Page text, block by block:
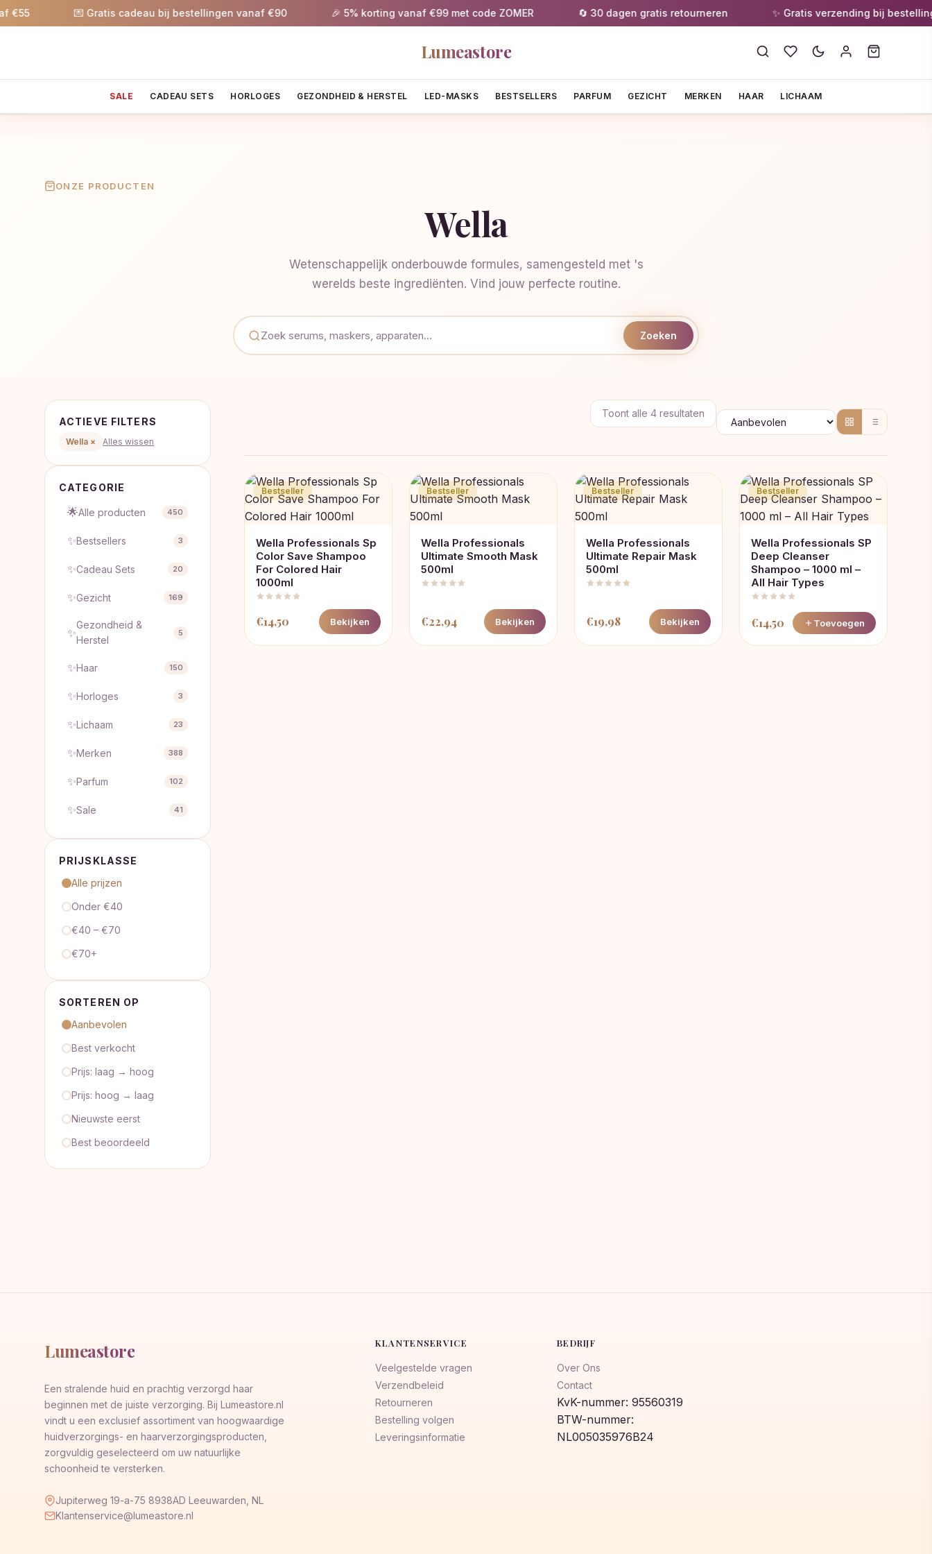
💌 Gratis cadeau bij bestellingen vanaf €90 🎉 5% korting vanaf €99 met code ZOMER 🔄 30 dagen gratis retourneren ✨ Gratis verzending bij
Lumeastore
SALE CADEAU SETS HORLOGES GEZONDHEID & HERSTEL LED-MASKS BESTSELLERS PARFUM GEZICHT MERKEN HAAR LICHAAM
ONZE PRODUCTEN
Wella
Wetenschappelijk onderbouwde formules, samengesteld met 's
werelds beste ingrediënten. Vind jouw perfecte routine.
Zoeken
ACTIEVE FILTERS
Wella × Alles wissen
CATEGORIE
🌟Alle producten 450
✨Bestsellers 3
✨Cadeau Sets 20
✨Gezicht 169
✨
Gezondheid &
Herstel
5
✨Haar 150
✨Horloges 3
✨Lichaam 23
✨Merken 388
✨Parfum 102
✨Sale 41
PRIJSKLASSE
Alle prijzen
Onder €40
€40 – €70
€70+
SORTEREN OP
Aanbevolen
Best verkocht
Prijs: laag → hoog
Prijs: hoog → laag
Nieuwste eerst
Best beoordeeld
Toont alle 4 resultaten Gesorteerd
op
Bestseller
Wella Professionals Sp
Color Save Shampoo
For Colored Hair
1000ml
€14,50 Bekijken
Bestseller
Wella Professionals
Ultimate Smooth Mask
500ml
€22,94 Bekijken
Bestseller
Wella Professionals
Ultimate Repair Mask
500ml
€19,98 Bekijken
Bestseller
Wella Professionals SP
Deep Cleanser
Shampoo – 1000 ml –
All Hair Types
€14,50 Toevoegen
Lumeastore
Een stralende huid en prachtig verzorgd haar
beginnen met de juiste verzorging. Bij Lumeastore.nl
vindt u een exclusief assortiment van hoogwaardige
huidverzorgings- en haarverzorgingsproducten,
zorgvuldig geselecteerd om uw natuurlijke
schoonheid te versterken.
Jupiterweg 19-a-75 8938AD Leeuwarden, NL
Klantenservice@lumeastore.nl
KLANTENSERVICE
Veelgestelde vragen
Verzendbeleid
Retourneren
Bestelling volgen
Leveringsinformatie
BEDRIJF
Over Ons
Contact
KvK-nummer: 95560319
BTW-nummer:
NL005035976B24